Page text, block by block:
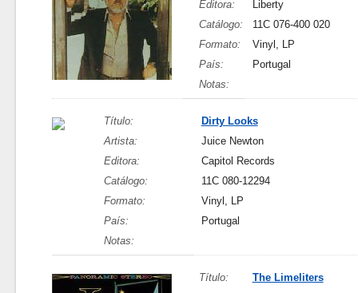
Editora:
Liberty
Catálogo:
11C 076-400 020
Formato:
Vinyl, LP
País:
Portugal
Notas:
Título:
Dirty Looks
Artista:
Juice Newton
Editora:
Capitol Records
Catálogo:
11C 080-12294
Formato:
Vinyl, LP
País:
Portugal
Notas:
Título:
The Limeliters